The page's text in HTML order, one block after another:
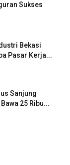
Sukses
Bekasi
Pasar Kerja...
Sanjung
25 Ribu...